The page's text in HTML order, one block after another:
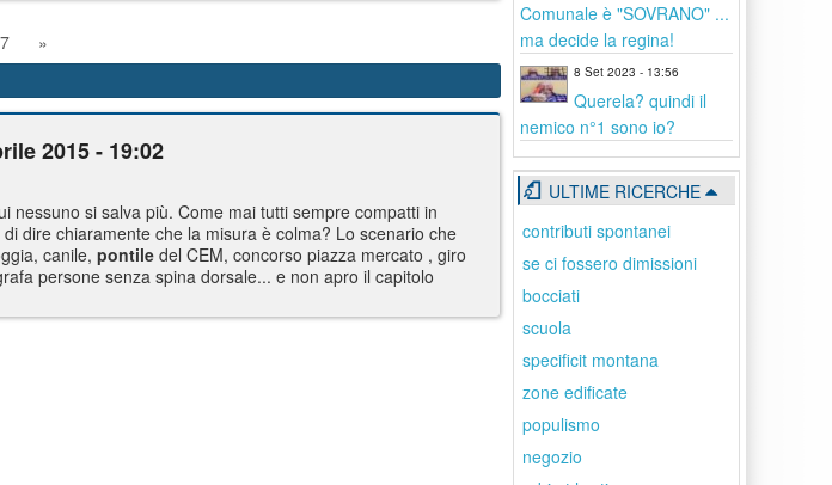
7
»
2015 - 19:02
nessuno si salva più. Come mai tutti sempre compatti in
dire chiaramente che la misura è colma? Lo scenario che
canile, pontile del CEM, concorso piazza mercato , giro
persone senza spina dorsale... e non apro il capitolo
Comunale è "SOVRANO" ...
ma decide la regina!
8 Set 2023 - 13:56
Querela? quindi il
nemico n°1 sono io?
ULTIME RICERCHE
contributi spontanei
se ci fossero dimissioni
bocciati
scuola
specificit montana
zone edificate
populismo
negozio